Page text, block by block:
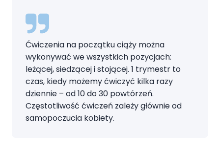
Ćwiczenia na początku ciąży można
wykonywać we wszystkich pozycjach:
leżącej, siedzącej i stojącej. 1 trymestr to
czas, kiedy możemy ćwiczyć kilka razy
dziennie – od 10 do 30 powtórzeń.
Częstotliwość ćwiczeń zależy głównie od
samopoczucia kobiety.